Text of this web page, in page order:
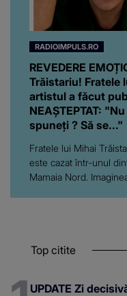
RADIOIMPULS.RO
REVEDERE
Trăistariu! Fratele
artistul a făcut
NEAȘTEPTAT:
spuneți ? Să se..."
Fratele lui Mihai
este cazat într-unul
Mamaia Nord.
Top citite
UPDATE Zi